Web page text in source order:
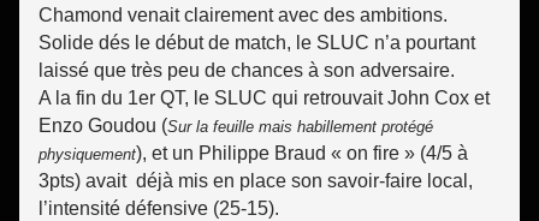
Chamond venait clairement avec des ambitions.
Solide dés le début de match, le SLUC n’a pourtant
laissé que très peu de chances à son adversaire.
A la fin du 1er QT, le SLUC qui retrouvait John Cox et
Enzo Goudou (Sur la feuille mais habillement protégé
physiquement), et un Philippe Braud « on fire » (4/5 à
3pts) avait déjà mis en place son savoir-faire local,
l’intensité défensive (25-15).